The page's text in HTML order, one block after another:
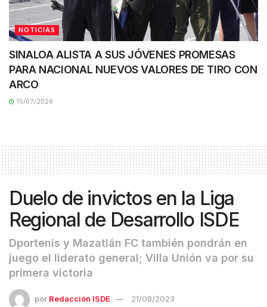
NOTICIAS
SINALOA ALISTA A SUS JÓVENES PROMESAS
PARA NACIONAL NUEVOS VALORES DE TIRO CON
ARCO
15/07/2026
Duelo de invictos en la Liga
Regional de Desarrollo ISDE
Dportenis y Mazatlán FC también pondrán en
juego el liderato general; Villa Unión va por su
primera victoria
por Redacción ISDE
21/08/2023